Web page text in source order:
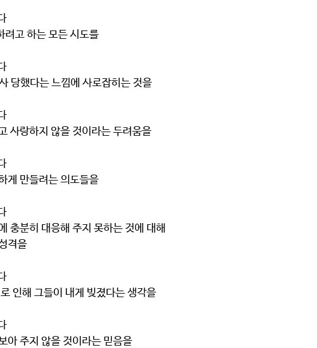
하려고 하는 모든 시도를
혹사 당했다는 느낌에 사로잡히는 것을
않고 사랑하지 않을 것이라는 두려움을
하게 만들려는 의도들을
구에 충분히 대응해 주지 못하는 것에 대해
성격을
일로 인해 그들이 내게 빚졌다는 생각을
돌보아 주지 않을 것이라는 믿음을